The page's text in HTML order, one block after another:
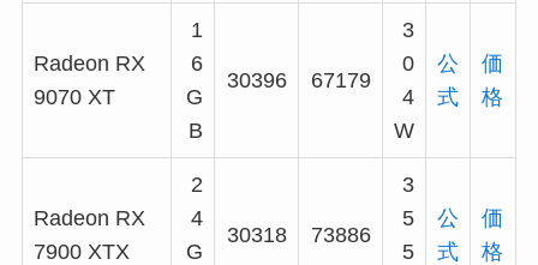
Radeon RX
9070 XT
1
6
G
B
30396 67179
3
0
4
W
公
式
価
格
Radeon RX
7900 XTX
2
4
G
30318 73886
3
5
5
公
式
価
格